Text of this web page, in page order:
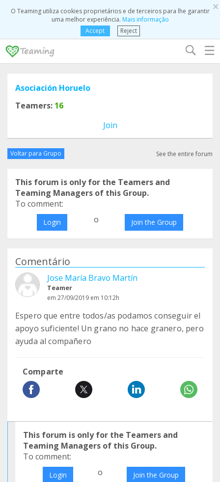
×
O Teaming utiliza cookies proprietários e de terceiros para lhe garantir
uma melhor experiência. Mais informação
Accept
Reject
☰
Asociación Horuelo
Teamers: 16
Join
Voltar para Grupo See the entire forum
This forum is only for the Teamers and
Teaming Managers of this Group.
To comment:
Login o Join the Group
Comentário
Jose María Bravo Martín
Teamer
em 27/09/2019 em 10:12h
Espero que entre todos/as podamos conseguir el
apoyo suficiente! Un grano no hace granero, pero
ayuda al compañero
Comparte
This forum is only for the Teamers and
Teaming Managers of this Group.
To comment:
Login o Join the Group